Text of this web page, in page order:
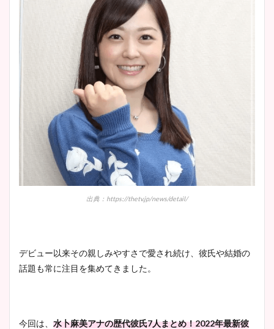
出典：https://thetv.jp/news/detail/
デビュー以来その親しみやすさで愛され続け、彼氏や結婚の
話題も常に注目を集めてきました。
今回は、 水卜麻美アナの歴代彼氏7人まとめ！2022年最新彼